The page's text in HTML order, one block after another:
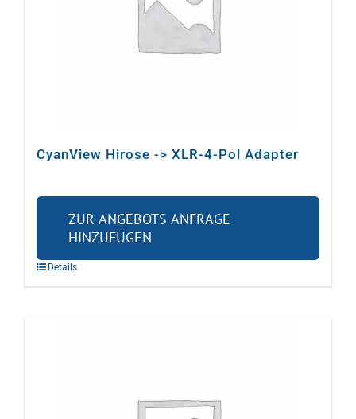
CyanView Hirose -> XLR-4-Pol Adapter
ZUR ANGEBOTS ANFRAGE
HINZUFÜGEN
Details